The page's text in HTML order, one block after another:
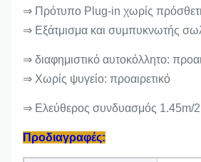
⇒ Πρότυπο Plug-in χωρίς
⇒ Εξάτμισμα και συμπυκνωτής
⇒ διαφημιστικό αυτοκόλλητο:
⇒ Χωρίς ψυγείο: προαιρετικό
⇒ Ελεύθερος συνδυασμός 1.45m/
Προδιαγραφές: